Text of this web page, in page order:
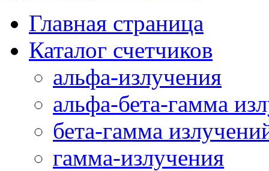
Главная страница
Каталог счетчиков
альфа-излучения
альфа-бета-гамма
бета-гамма
гамма-излучения